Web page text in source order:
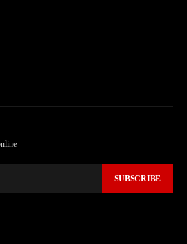
SUBSCRIBE